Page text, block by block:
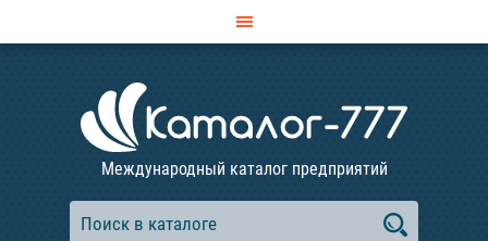
Международный каталог предприятий